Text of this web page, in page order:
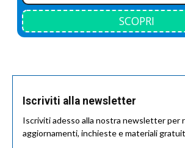
SCOPRI
Iscriviti alla newsletter
Iscriviti adesso alla nostra newsletter per
aggiornamenti, inchieste e materiali